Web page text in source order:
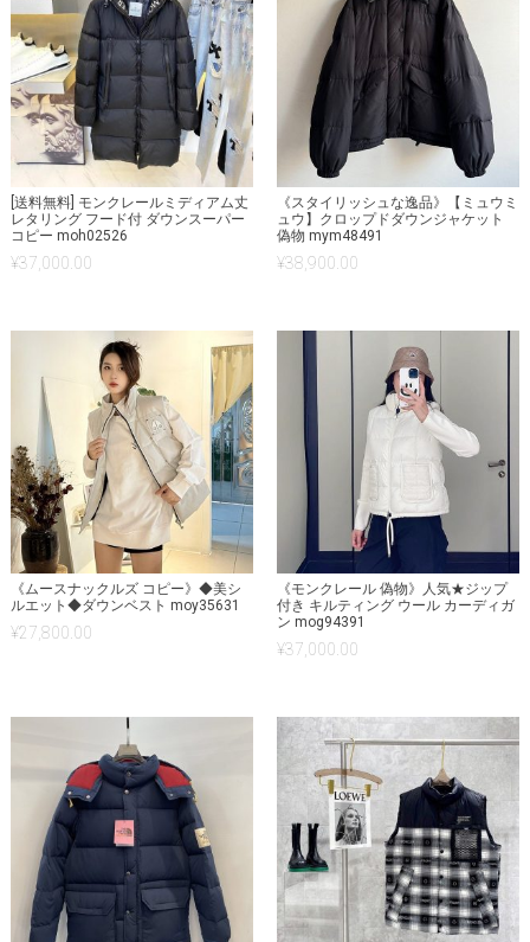
[送料無料] モンクレールミディアム丈
レタリング フード付 ダウンスーパー
コピー moh02526
¥37,000.00
《スタイリッシュな逸品》【ミュウミ
ュウ】クロップドダウンジャケット
偽物 mym48491
¥38,900.00
《ムースナックルズ コピー》◆美シ
ルエット◆ダウンベスト moy35631
¥27,800.00
《モンクレール 偽物》人気★ジップ
付き キルティング ウール カーディガ
ン mog94391
¥37,000.00